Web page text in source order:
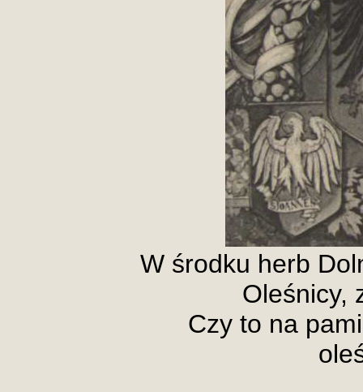
W środku herb
Oleśnicy,
Czy to na